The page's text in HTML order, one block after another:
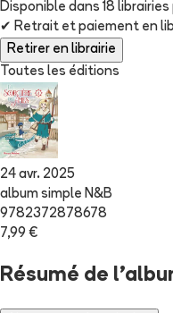
Disponible dans 18 librairies
✔ Retrait et paiement en
Retirer en librairie
Toutes les éditions
24 avr. 2025
album simple N&B
9782372878678
7,99 €
Résumé de